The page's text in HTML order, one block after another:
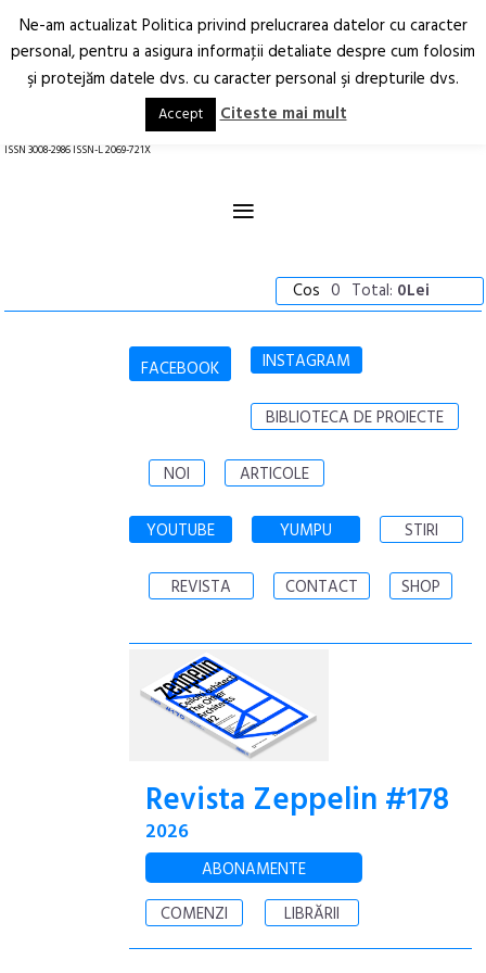
Arhitectură.
Oraș.
RO EN
ISSN 3008-2986 ISSN-L 2069-721X
≡
Cos 0 Total: 0Lei
FACEBOOK INSTAGRAM
BIBLIOTECA DE PROIECTE
NOI ARTICOLE
YOUTUBE YUMPU STIRI
REVISTA CONTACT SHOP
Revista Zeppelin #178
2026
ABONAMENTE
COMENZI
LIBRĂRII
Ne-am actualizat Politica privind prelucrarea datelor cu caracter
personal, pentru a asigura informaţii detaliate despre cum folosim
şi protejăm datele dvs. cu caracter personal şi drepturile dvs.
Accept Citeste mai mult